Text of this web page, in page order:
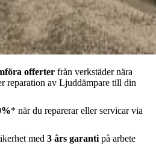
offerter från verkstäder nära
reparation av Ljuddämpare till din
* när du reparerar eller servicar via
med 3 års garanti på arbete